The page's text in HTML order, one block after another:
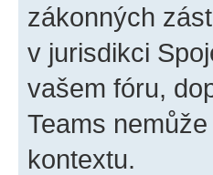
zákonných
v jurisdikci
vašem fóru,
Teams
kontextu.